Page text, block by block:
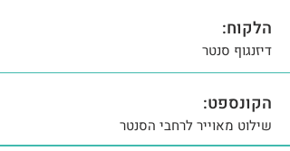
הלקוח:
דיזנגוף סנטר
הקונספט:
שילוט מאוייר לרחבי הסנטר